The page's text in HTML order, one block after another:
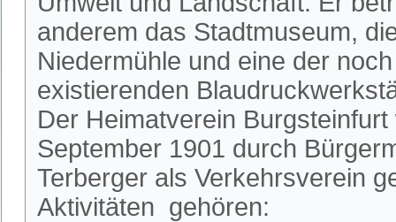
anderem das Stadtmuseum,
Niedermühle und eine der
existierenden
Der Heimatverein
September 1901 durch
Terberger als Verkehrsverein
Aktivitäten gehören: